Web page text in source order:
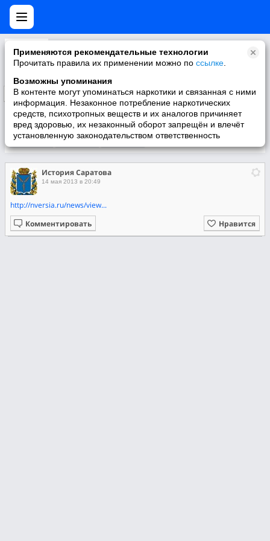
Применяются рекомендательные технологии
Прочитать правила их применении можно по ссылке
Возможны упоминания
В контенте могут упоминаться наркотики и связанная с ними
информация. Незаконное потребление наркотических
средств, психотропных веществ и их аналогов причиняет
вред здоровью, их незаконный оборот запрещён и влечёт
установленную законодательством ответственность
Подписаться
Участники О группе
История Саратова
14 мая 2013 в 20:49
http://nversia.ru/news/view...
Нравится
Комментировать